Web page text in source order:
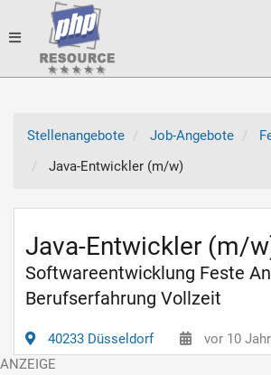
Toggle
Stellenangebote
Job-Angebote
Java-Entwickler (m/w)
Java-Entwickler (m/
Softwareentwicklung Feste
Berufserfahrung Vollzeit
40233 Düsseldorf vor 10